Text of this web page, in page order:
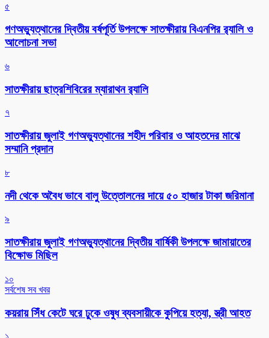
৫
গণঅভ্যুত্থানের দ্বিতীয় বর্ষপূর্তি উপলক্ষে সাতক্ষীরায় বিএনপির র‌্যালি ও
আলোচনা সভা
৬
সাতক্ষীরায় ছাত্রশিবিরের ম্যারাথন র‌্যালি
৭
সাতক্ষীরায় জুলাই গণঅভ্যুত্থানের শহীদ পরিবার ও আহতদের মাঝে
সম্মানি প্রদান
৮
নদী থেকে অবৈধ ভাবে বালু উত্তোলনের দায়ে ৫০ হাজার টাকা জরিমানা
৯
সাতক্ষীরায় জুলাই গণঅভ্যুত্থানের দ্বিতীয় বার্ষিকী উপলক্ষে জামায়াতের
বিক্ষোভ মিছিল
১০
সর্বশেষ সব খবর
কয়রায় সিঁধ কেটে ঘরে ঢুকে ওষুধ ব্যবসায়ীকে কুপিয়ে হত্যা, স্ত্রী আহত